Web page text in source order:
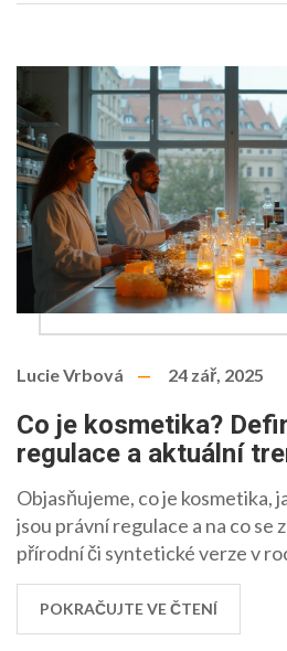
Lucie Vrbová 24 zář, 2025
Co je kosmetika?
regulace a aktuální
Objasňujeme, co je kosmetika,
jsou právní regulace a na co se
přírodní či syntetické verze v
POKRAČUJTE VE ČTENÍ